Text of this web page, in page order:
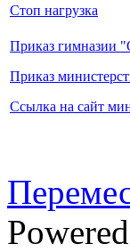
Стоп нагрузка
Приказ гимназии
Приказ
Ссылка на сайт